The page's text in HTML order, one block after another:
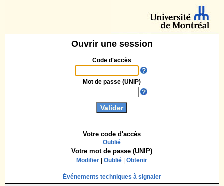
Ouvrir une session
Code d'accès
Votre code d'accès
Oublié
Mot de passe (UNIP)
Votre mot de passe (UNIP)
Modifier Oublié Obtenir
Événements techniques à signaler